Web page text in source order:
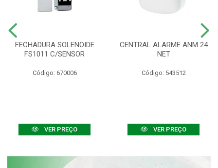
FECHADURA SOLENOIDE
FS1011 C/SENSOR
Código: 670006
VER PREÇO
CENTRAL ALARME ANM 24
NET
Código: 543512
VER PREÇO